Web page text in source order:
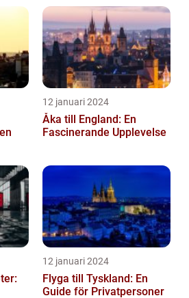
12 januari 2024
Åka till England: En
Fascinerande Upplevelse
12 januari 2024
Flyga till Tyskland: En
Guide för Privatpersoner